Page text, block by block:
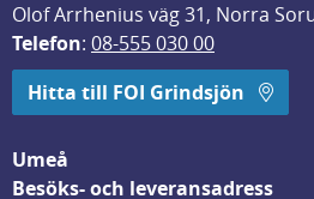
Olof Arrhenius väg 31, Norra
Telefon: 08-555 030 00
Hitta till FOI Grindsjön
Umeå
Besöks- och leveransadress